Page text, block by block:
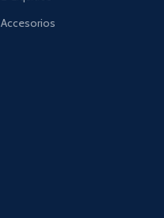
Accesorios